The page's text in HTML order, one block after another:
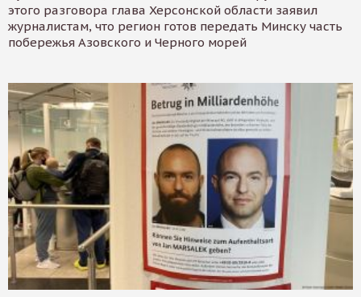
этого разговора глава Херсонской области заявил
журналистам, что регион готов передать Минску часть
побережья Азовского и Черного морей